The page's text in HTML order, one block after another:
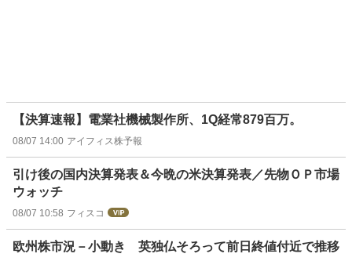
【決算速報】電業社機械製作所、1Q経常879百万。
08/07 14:00 アイフィス株予報
引け後の国内決算発表＆今晩の米決算発表／先物ＯＰ市場
ウォッチ
08/07 10:58 フィスコ
欧州株市況－小動き 英独仏そろって前日終値付近で推移